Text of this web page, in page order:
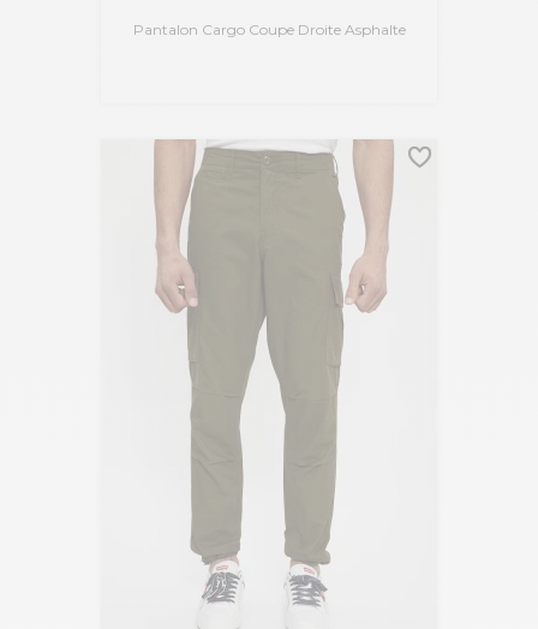
Pantalon Cargo Coupe Droite Asphalte